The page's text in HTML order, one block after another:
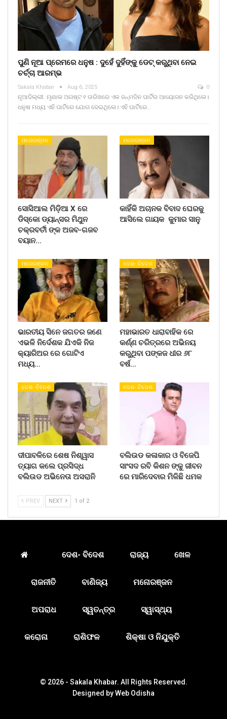
ପୁଣି ନୂଆ ପ୍ରେମରେ ଧନୁଷ : ଦୁହେଁ ଦୁହିଁଙ୍କୁ ଡେଟ୍ କରୁଥିବା ନେଇ
ଚର୍ଚ୍ଚା ଆରମ୍ଭ
Sakala Khabar Aug 6, 2025 0
ନୂଆଦିଲ୍ଲୀ: ମୃଣାଲ ଅଗଷ୍ଟ ୧ ତାରିଖରେ ଏକ ଜନ୍ମଦିନ ପାର୍ଟିର ଆୟୋଜନ କରିଥିଲେ।
ଧନୁଷ ମଧ୍ୟ ଏହି ପାର୍ଟିରେ ଯୋଗ ଦେଇଥିଲେ। ଏହି ପାର୍ଟିରେ…
ମନୋରଞ୍ଜନ
ସୋସିଆଲ ମିଡ଼ିଆ X ରେ
ଡିସ୍କୋ ଡ୍ୟାନ୍ସର ମିଥୁନ
ଚକ୍ରବର୍ତୀ ଙ୍କ ଅଜବ-ଗଜବ
ବୟାନ…
ମନୋରଞ୍ଜନ
କାହିଁକି ଅଚାନକ ବିବାଦ ଘେରକୁ
ଆସିଲେ ଗାୟକ କୁମାର ସାନୁ
ମନୋରଞ୍ଜନ
ଭାରତୀୟ ସିନେ ଜଗତର ଜଣେ
ଏଭଳି ନିର୍ଦେଶକ ଯିଏକି ନିଜ
କ୍ୟାରିଅର ରେ ଗୋଟିଏ
ମଧ୍ୟ…
ଦେଶ- ବିଦେଶ
ମହାଭାରତ ଧାରାବାହିକ ରେ
କର୍ଣ୍ଣ ଚରିତ୍ରରେ ଅଭିନୟ
କରୁଥିବା ପଙ୍କଜ ଧୀର ୬୮
ବର୍ଷ…
ଦେଶ- ବିଦେଶ
ଦୀପାବଳିରେ ଶେଷ ନିଶ୍ୱାସ
ତ୍ୟାଗ କଲେ ପ୍ରସିଦ୍ଧ
ବଲିଉଡ ଅଭିନେତା ଅସରାନି
ଦେଶ- ବିଦେଶ
ବଲିଉଡ କଳାକାର ଓ ବିଜେପି
ସାଂସଦ ରବି କିଶନ ଙ୍କୁ ଜୀବନ
ରେ ମାରିଦେବାର ମିଳିଛି ଧମକ
PREV NEXT 1 of 2
ଦେଶ- ବିଦେଶ ରାଜ୍ୟ ଖେଳ
ରାଜନୀତି ବାଣିଜ୍ୟ ମନୋରଞ୍ଜନ
ଅପରାଧ ସ୍ୱତନ୍ତ୍ର ସ୍ୱାସ୍ଥ୍ୟ
କରୋନା ରାଶିଫଳ ଶିକ୍ଷା ଓ ନିଯୁକ୍ତି
© 2026 - Sakala Khabar. All Rights Reserved.
Designed byWeb Odisha